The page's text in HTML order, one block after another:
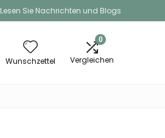
Lesen Sie Nachrichten und Blogs
Wunschzettel
0
Vergleichen